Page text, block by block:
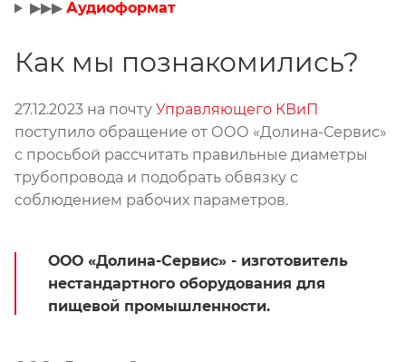
▶▶▶ Аудиоформат
Как мы познакомились?
27.12.2023 на почту Управляющего КВиП
поступило обращение от ООО «Долина-Сервис»
с просьбой рассчитать правильные диаметры
трубопровода и подобрать обвязку с
соблюдением рабочих параметров.
ООО «Долина-Сервис» - изготовитель
нестандартного оборудования для
пищевой промышленности.